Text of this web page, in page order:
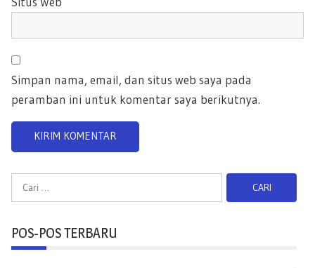
Simpan nama, email, dan situs web saya pada
peramban ini untuk komentar saya berikutnya.
a
POS-POS TERBARU